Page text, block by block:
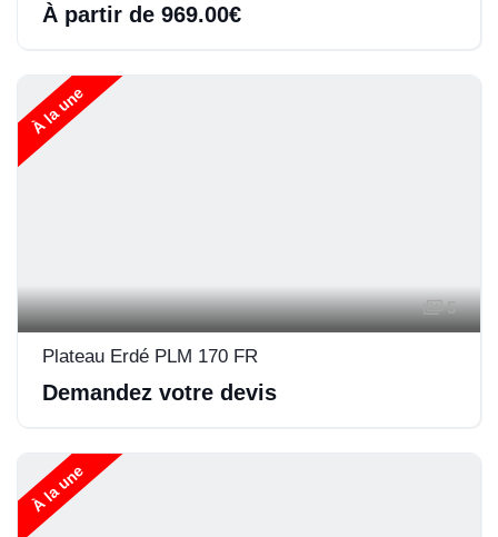
À partir de 969.00€
À la une
5
Plateau Erdé PLM 170 FR
Demandez votre devis
À la une